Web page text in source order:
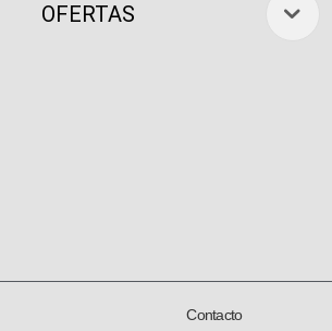
OFERTAS
Contacto